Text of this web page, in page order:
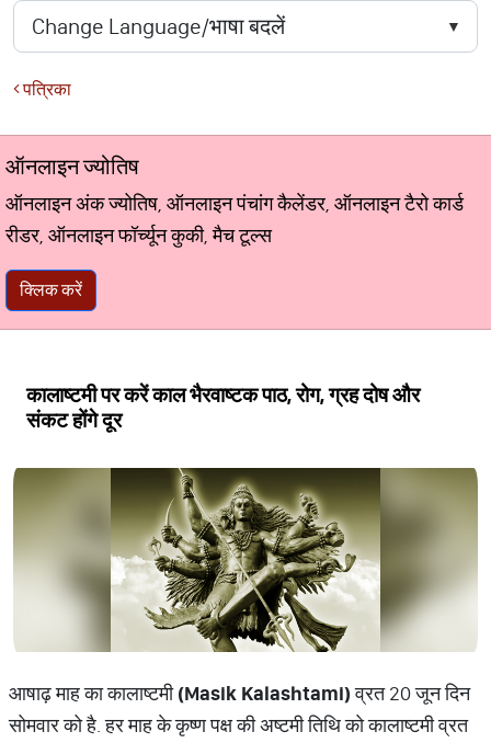
पत्रिका
ऑनलाइन ज्योतिष
ऑनलाइन अंक ज्योतिष, ऑनलाइन पंचांग कैलेंडर, ऑनलाइन टैरो कार्ड
रीडर, ऑनलाइन फॉर्च्यून कुकी, मैच टूल्स
क्लिक करें
कालाष्टमी पर करें काल भैरवाष्टक पाठ, रोग, ग्रह दोष और
संकट होंगे दूर
आषाढ़ माह का कालाष्टमी(Masik Kalashtami)व्रत 20 जून दिन
सोमवार को है. हर माह के कृष्ण पक्ष की अष्टमी तिथि को कालाष्टमी व्रत